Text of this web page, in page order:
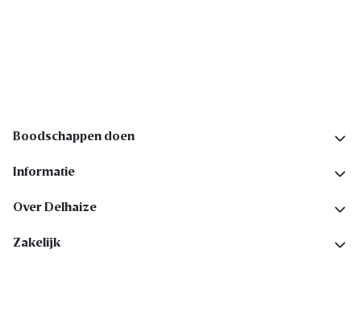
Boodschappen doen
Informatie
Over Delhaize
Zakelijk